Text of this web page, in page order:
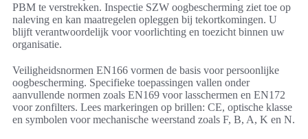
PBM te verstrekken. Inspectie SZW oogbescherming ziet toe op
naleving en kan maatregelen opleggen bij tekortkomingen. U
blijft verantwoordelijk voor voorlichting en toezicht binnen uw
organisatie.
Veiligheidsnormen EN166 vormen de basis voor persoonlijke
oogbescherming. Specifieke toepassingen vallen onder
aanvullende normen zoals EN169 voor lasschermen en EN172
voor zonfilters. Lees markeringen op brillen: CE, optische klasse
en symbolen voor mechanische weerstand zoals F, B, A, K en N.